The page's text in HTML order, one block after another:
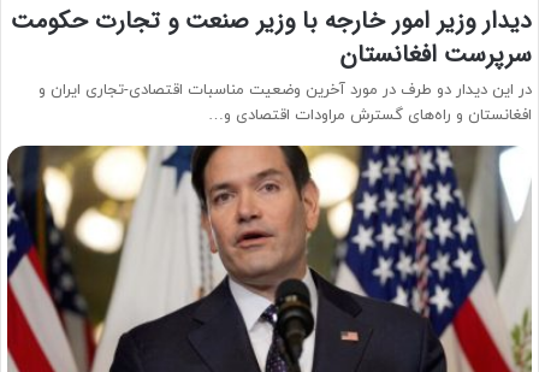
دیدار وزیر امور خارجه با وزیر صنعت و تجارت حکومت
سرپرست افغانستان
در این دیدار دو طرف در مورد آخرین وضعیت مناسبات اقتصادی-تجاری ایران و
افغانستان و راه‌های گسترش مراودات اقتصادی و…